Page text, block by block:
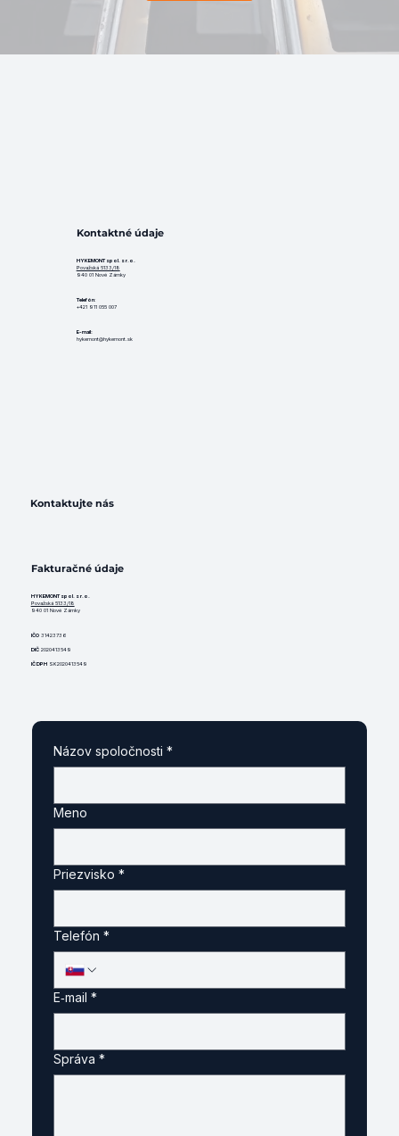
Kontaktné údaje
HYKEMONT spol. s r.o.
Považská 5133/18
940 01 Nové Zámky
Telefón:
+421 911 055 007
E-mail:
hykemont@hykemont.sk
Kontaktujte nás
Fakturačné údaje
HYKEMONT spol. s r.o.
Považská 5133/18
940 01 Nové Zámky
IČO31423736
DIČ2020413549
IČ DPHSK2020413549
Názov spoločnosti *
Meno
Priezvisko *
Telefón *
E‑mail *
Správa *